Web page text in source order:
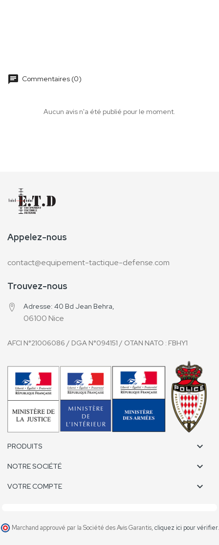
chat Commentaires (0)
Aucun avis n'a été publié pour le moment.
Appelez-nous
contact@equipement-tactique-defense.com
Trouvez-nous
Adresse: 40 Bd Jean Behra,
06100 Nice
AFCI N°21006086 / DGA N°094151 / OTAN NATO : FBHY1
PRODUITS 
NOTRE SOCIÉTÉ 
VOTRE COMPTE 
Marchand approuvé par la Société des Avis Garantis, cliquez ici pour vérifier.